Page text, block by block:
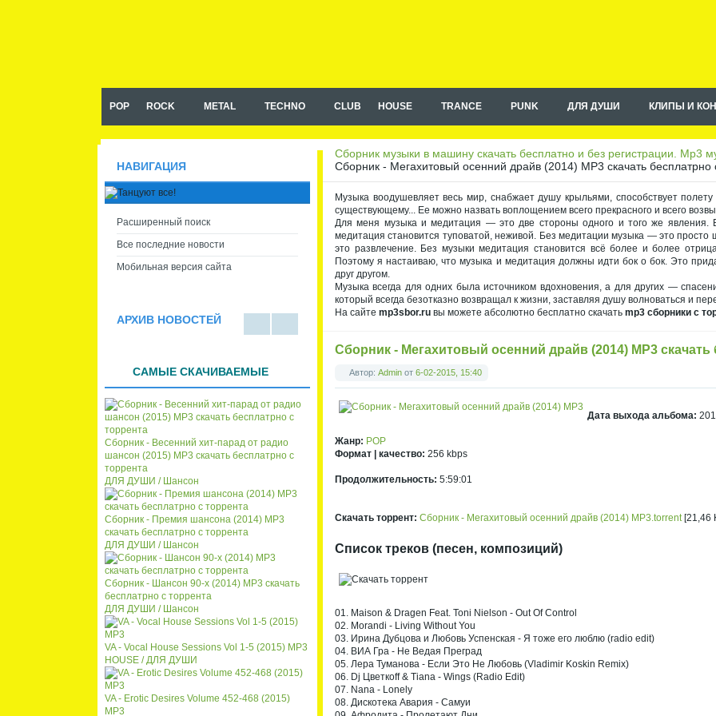
Музыка в машину, сборники
музыки в машину mp3
POP ROCK METAL TECHNO CLUB HOUSE TRANCE PUNK ДЛЯ ДУШИ КЛИПЫ И
Сборник музыки в машину скачать бесплатно и без регистрации. Mp3
Сборник - Мегахитовый осенний драйв (2014) MP3 скачать бесплатрно
Музыка воодушевляет весь мир, снабжает душу крыльями, способствует
существующему... Ее можно назвать воплощением всего прекрасного и всего
Для меня музыка и медитация — это две стороны одного и того же явления.
медитация становится туповатой, неживой. Без медитации музыка — это
это развлечение. Без музыки медитация становится всё более и более
Поэтому я настаиваю, что музыка и медитация должны идти бок о бок. Это
друг другом.
Музыка всегда для одних была источником вдохновения, а для других —
который всегда безотказно возвращал к жизни, заставляя душу волноваться и
На сайте mp3sbor.ru вы можете абсолютно бесплатно скачать mp3 сборники с
на правах рекламы
Сборник - Мегахитовый осенний драйв (2014) MP3 скачать
Автор: Admin от 6-02-2015, 15:40
Дата выхода альбома:
Жанр: POP
Формат | качество: 256 kbps
Продолжительность: 5:59:01
Скачать торрент: Сборник - Мегахитовый осенний драйв (2014) MP3.torrent[21,46
Список треков (песен, композиций)
01. Maison & Dragen Feat. Toni Nielson - Out Of Control
02. Morandi - Living Without You
03. Ирина Дубцова и Любовь Успенская - Я тоже его люблю (radio edit)
04. ВИА Гра - Не Ведая Преград
05. Лера Туманова - Если Это Не Любовь (Vladimir Koskin Remix)
06. Dj Цветкоff & Tiana - Wings (Radio Edit)
07. Nana - Lonely
08. Дискотека Авария - Самуи
НАВИГАЦИЯ
Расширенный поиск
Все последние новости
Мобильная версия сайта
АРХИВ НОВОСТЕЙ
а
САМЫЕ СКАЧИВАЕМЫЕ
Сборник - Весенний хит-парад от радио
шансон (2015) MP3 скачать бесплатрно с
торрента
ДЛЯ ДУШИ / Шансон
Сборник - Премия шансона (2014) MP3
скачать бесплатрно с торрента
ДЛЯ ДУШИ / Шансон
Сборник - Шансон 90-х (2014) MP3 скачать
бесплатрно с торрента
ДЛЯ ДУШИ / Шансон
VA - Vocal House Sessions Vol 1-5 (2015) MP3
HOUSE / ДЛЯ ДУШИ
VA - Erotic Desires Volume 452-468 (2015)
MP3